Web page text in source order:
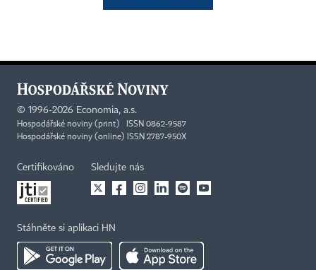
© 1996-2026 Economia, a.s.
Hospodářské noviny (print) ISSN 0862-9587
Hospodářské noviny (online) ISSN 2787-950X
Certifikováno Sledujte nás
Stáhněte si aplikaci HN